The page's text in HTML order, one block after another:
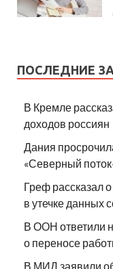
ПОСЛЕДНИЕ
В Кремле
доходов россиян
Дания
«Северный
Греф рассказал
в утечке данных
В ООН ответили
о переносе
В МИД заявили